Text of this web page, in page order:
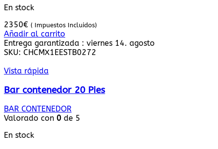
En stock
2350€ ( Impuestos Incluidos)
Añadir al carrito
Entrega garantizada : viernes 14. agosto
SKU: CHCMX1EESTB0272
Vista rápida
Bar contenedor 20 Pies
BAR CONTENEDOR
Valorado con 0 de 5
En stock